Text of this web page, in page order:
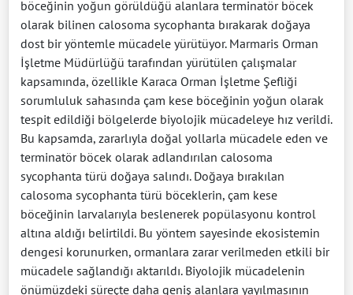
böceğinin yoğun görüldüğü alanlara terminatör böcek
olarak bilinen calosoma sycophanta bırakarak doğaya
dost bir yöntemle mücadele yürütüyor. Marmaris Orman
İşletme Müdürlüğü tarafından yürütülen çalışmalar
kapsamında, özellikle Karaca Orman İşletme Şefliği
sorumluluk sahasında çam kese böceğinin yoğun olarak
tespit edildiği bölgelerde biyolojik mücadeleye hız verildi.
Bu kapsamda, zararlıyla doğal yollarla mücadele eden ve
terminatör böcek olarak adlandırılan calosoma
sycophanta türü doğaya salındı. Doğaya bırakılan
calosoma sycophanta türü böceklerin, çam kese
böceğinin larvalarıyla beslenerek popülasyonu kontrol
altına aldığı belirtildi. Bu yöntem sayesinde ekosistemin
dengesi korunurken, ormanlara zarar verilmeden etkili bir
mücadele sağlandığı aktarıldı. Biyolojik mücadelenin
önümüzdeki süreçte daha geniş alanlara yayılmasının